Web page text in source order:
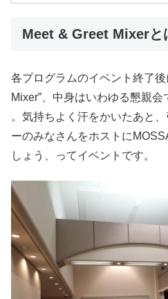
Meet & Greet Mixerと
各プログラムのイベント終了
Mixer”、中身はいわゆる懇親会
。気持ちよく汗をかいたあと
ーのみなさんをホストに
しょう、ってイベントです。